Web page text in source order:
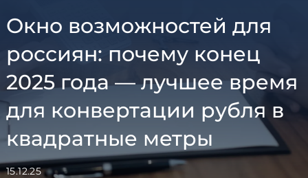
Окно возможностей для
россиян: почему конец
2025 года — лучшее время
для конвертации рубля в
квадратные метры
15.12.25
Согласен с
по обработке
Я даю согласие на
рассылок